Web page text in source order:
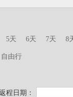
5天 6天 7天 8
自由行
程日期：